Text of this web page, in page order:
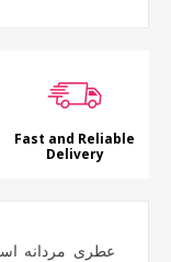
Fast and Reliable
Delivery